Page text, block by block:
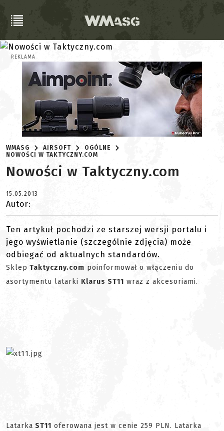
REKLAMA
WMASG AIRSOFT
OGÓLNE
NOWOŚCI W TAKTYCZNY.COM
Nowości w Taktyczny.com
15.05.2013
Autor:
Ten artykuł pochodzi ze starszej wersji portalu i
jego wyświetlanie (szczególnie zdjęcia) może
odbiegać od aktualnych standardów.
Sklep Taktyczny.com poinformował o włączeniu do
asortymentu latarki Klarus ST11 wraz z akcesoriami.
Latarka ST11 oferowana jest w cenie 259 PLN. Latarka